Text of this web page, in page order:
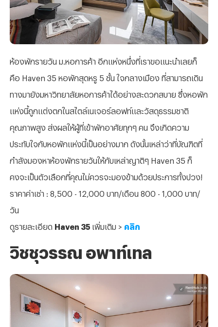
ห้องพักรายวัน ม.หอการค้า อีกแห่งหนึ่งที่เราขอแนะนำเลยก็
คือ Haven 35 หอพักสุดหรู 5 ชั้น ใจกลางเมือง ที่สามารถเดิน
ทางมายังมหาวิทยาลัยหอการค้าได้อย่างสะดวกสบาย ซึ่งหอพัก
แห่งนี้ถูกแต่งตกในสไตล์เนเจอร์ลอฟท์และวัสดุธรรมชาติ
คุณภาพสูง ส่งผลให้ผู้ที่เข้าพักอาศัยทุกๆ คน จึงเกิดความ
ประทับใจกับหอพักแห่งนี้เป็นอย่างมาก ดังนั้นเหล่าว่าที่บัณฑิตที่
กำลังมองหาห้องพักรายวันให้กับเหล่าญาติๆ Haven 35 ก็
คงจะเป็นตัวเลือกที่คุณไม่ควรจะมองข้ามด้วยประการทั้งปวง!
ราคาค่าเช่า : 8,500 - 12,000 บาท/เดือน 800 - 1,000 บาท/
วัน
ดูรายละเอียด Haven 35 เพิ่มเติม > คลิก
วิชชุวรรณ อพาท์เทล